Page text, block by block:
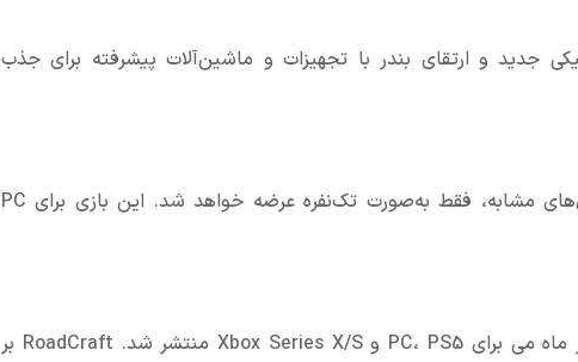
جدید و ارتقای بندر با تجهیزات و ماشین‌آلات پیشرفته برای جذب
Docked هنوز تاریخ انتشار مشخصی ندارد و بر خلاف برخی بازی‌های مشابه، فقط به‌صورت تک‌نفره عرضه خواهد شد. این بازی برای PC
آخرین اثر مشابه Saber Interactive، بازی RoadCraft بود که در ماه می برای PC، PS5 و Xbox Series X/S منتشر شد. RoadCraft بر